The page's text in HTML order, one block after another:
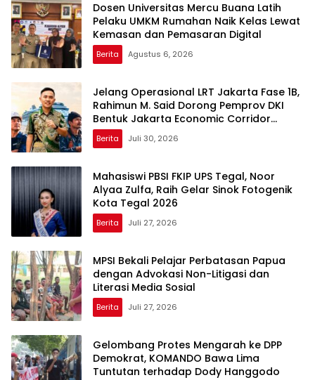
Dosen Universitas Mercu Buana Latih
Pelaku UMKM Rumahan Naik Kelas Lewat
Kemasan dan Pemasaran Digital
Berita Agustus 6, 2026
Jelang Operasional LRT Jakarta Fase 1B,
Rahimun M. Said Dorong Pemprov DKI
Bentuk Jakarta Economic Corridor
Initiative
Berita Juli 30, 2026
Mahasiswi PBSI FKIP UPS Tegal, Noor
Alyaa Zulfa, Raih Gelar Sinok Fotogenik
Kota Tegal 2026
Berita Juli 27, 2026
MPSI Bekali Pelajar Perbatasan Papua
dengan Advokasi Non-Litigasi dan
Literasi Media Sosial
Berita Juli 27, 2026
Gelombang Protes Mengarah ke DPP
Demokrat, KOMANDO Bawa Lima
Tuntutan terhadap Dody Hanggodo